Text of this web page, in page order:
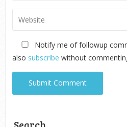
Notify me of followup
also subscribe without